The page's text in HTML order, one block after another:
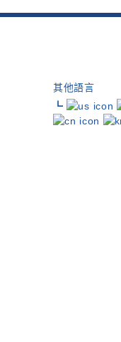
其他語言
┗